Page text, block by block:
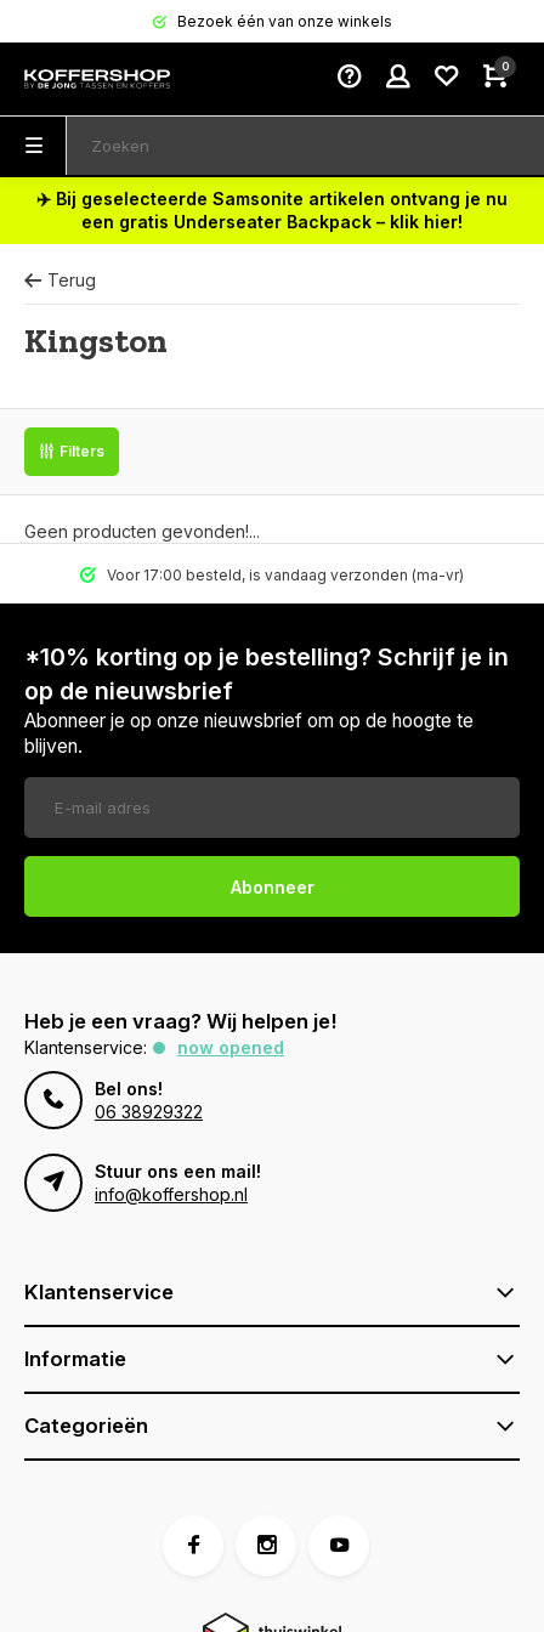
Bezoek één van onze winkels
Voor 17:00 besteld, is vandaag verzonden (ma-vr)
0
✈️ Bij geselecteerde Samsonite artikelen ontvang je nu
een gratis Underseater Backpack – klik hier!
Terug
Kingston
Filters
Geen producten gevonden!...
Voor 17:00 besteld, is vandaag verzonden (ma-vr)
*10% korting op je bestelling? Schrijf je in
op de nieuwsbrief
Abonneer je op onze nieuwsbrief om op de hoogte te
blijven.
Abonneer
Heb je een vraag? Wij helpen je!
Klantenservice:
now opened
Bel ons!
06 38929322
Stuur ons een mail!
info@koffershop.nl
Klantenservice
Informatie
Categorieën